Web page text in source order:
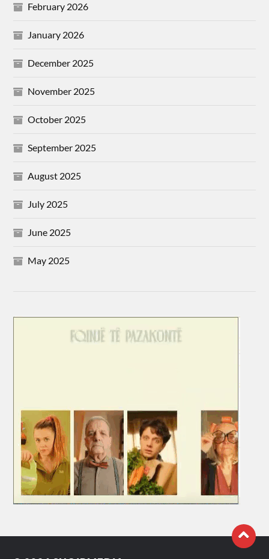
February 2026
January 2026
December 2025
November 2025
October 2025
September 2025
August 2025
July 2025
June 2025
May 2025